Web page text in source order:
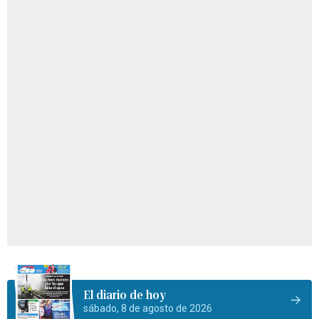
El diario de hoy
sábado, 8 de agosto de 2026